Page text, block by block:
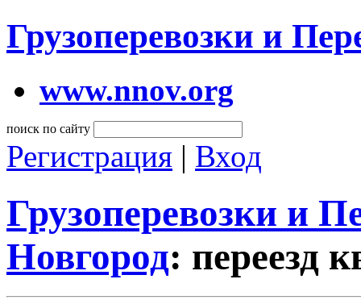
Грузоперевозки и
www.nnov.org
поиск по сайту
Регистрация | Вход
Грузоперевозки и
Новгород: переезд